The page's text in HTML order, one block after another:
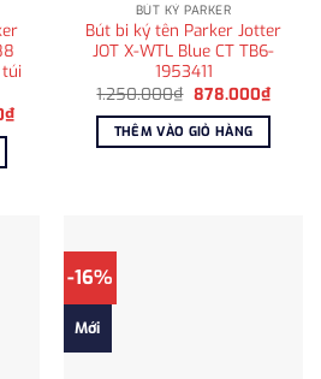
₫Giá
hiện
BÚT KÝ PARKER
Bút bi ký tên Parker Jotter
JOT X-WTL Blue CT TB6-
1953411
1.250.000₫ Giá
là:
1.250.000₫.
878.000₫Giá
hiện
THÊM VÀO GIỎ HÀNG
-16%
Mới